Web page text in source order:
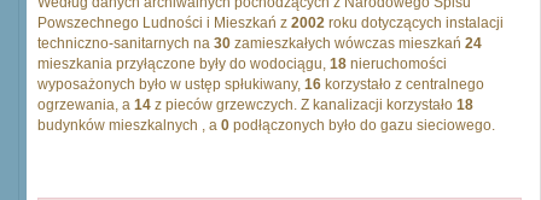
Powszechnego Ludności i Mieszkań z 2002 roku dotyczących instalacji
techniczno-sanitarnych na 30 zamieszkałych wówczas mieszkań 24
mieszkania przyłączone były do wodociągu, 18 nieruchomości
wyposażonych było w ustęp spłukiwany, 16 korzystało z centralnego
ogrzewania, a 14 z pieców grzewczych. Z kanalizacji korzystało 18
budynków mieszkalnych , a 0 podłączonych było do gazu sieciowego.